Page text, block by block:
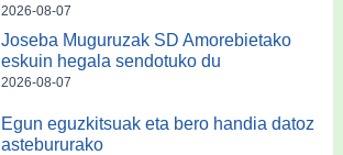
2026-08-07
Joseba Muguruzak SD Amorebietako
eskuin hegala sendotuko du
2026-08-07
Egun eguzkitsuak eta bero handia datoz
astebururako